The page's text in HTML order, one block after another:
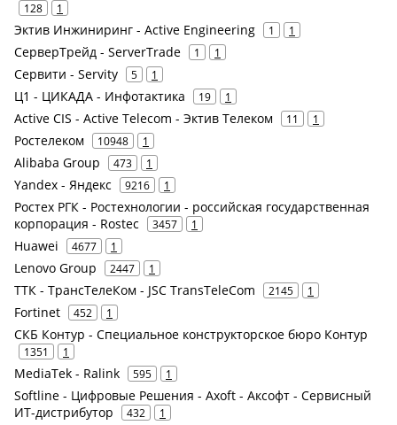
128 1
Эктив Инжиниринг - Active Engineering 1 1
СерверТрейд - ServerTrade 1 1
Сервити - Servity 5 1
Ц1 - ЦИКАДА - Инфотактика 19 1
Active CIS - Active Telecom - Эктив Телеком 11 1
Ростелеком 10948 1
Alibaba Group 473 1
Yandex - Яндекс 9216 1
Ростех РГК - Ростехнологии - российская государственная
корпорация - Rostec
3457 1
Huawei 4677 1
Lenovo Group 2447 1
ТТК - ТрансТелеКом - JSC TransTeleCom 2145 1
Fortinet 452 1
СКБ Контур - Специальное конструкторское бюро Контур
1351 1
MediaTek - Ralink 595 1
Softline - Цифровые Решения - Axoft - Аксофт - Сервисный
ИТ-дистрибутор
432 1